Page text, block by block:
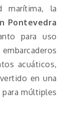
marítima, la
Pontevedra
para uso
acuáticos,
en una
múltiples